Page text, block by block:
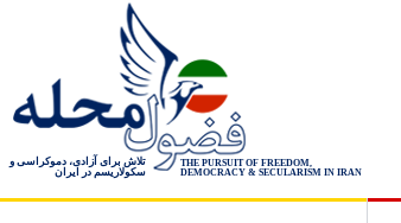
THE PURSUIT OF FREEDOM,
DEMOCRACY & SECULARISM IN IRAN
تلاش برای آزادی، دموکراسی و
سکولاریسم در ایران